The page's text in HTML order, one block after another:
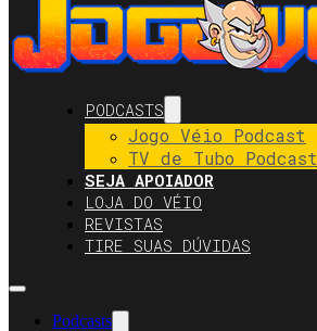
PODCASTS
Jogo Véio Podcast
TV de Tubo Podcast
SEJA APOIADOR
LOJA DO VÉIO
REVISTAS
TIRE SUAS DÚVIDAS
Podcasts